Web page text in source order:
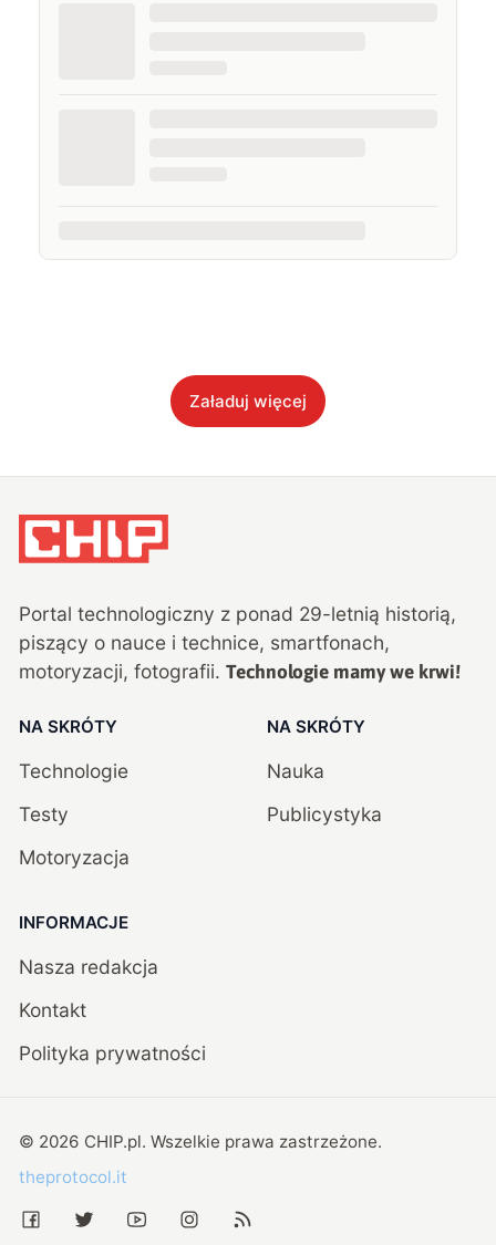
Załaduj więcej
Portal technologiczny z ponad 29-letnią historią,
piszący o nauce i technice, smartfonach,
motoryzacji, fotografii. Technologie mamy we krwi!
NA SKRÓTY
Technologie
Testy
Motoryzacja
NA SKRÓTY
Nauka
Publicystyka
INFORMACJE
Nasza redakcja
Kontakt
Polityka prywatności
© 2026 CHIP.pl. Wszelkie prawa zastrzeżone.
theprotocol.it